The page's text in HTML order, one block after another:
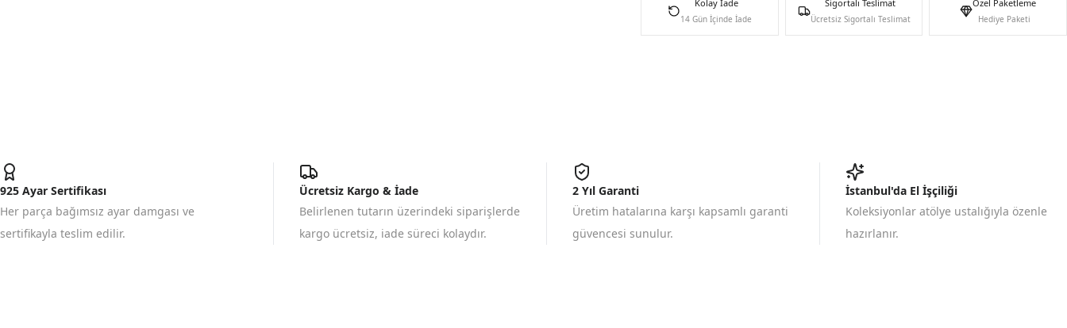
Kolay İade
14 Gün İçinde İade
Sigortalı Teslimat
Ücretsiz Sigortalı Teslimat
Özel Paketleme
Hediye Paketi
925 Ayar Sertifikası
Her parça bağımsız ayar damgası ve
sertifikayla teslim edilir.
Ücretsiz Kargo & İade
Belirlenen tutarın üzerindeki siparişlerde
kargo ücretsiz, iade süreci kolaydır.
2 Yıl Garanti
Üretim hatalarına karşı kapsamlı garanti
güvencesi sunulur.
İstanbul'da El İşçiliği
Koleksiyonlar atölye ustalığıyla özenle
hazırlanır.